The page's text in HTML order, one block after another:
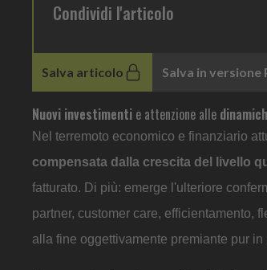
Condividi l'articolo
Salva articolo Salva in versione
Nuovi investimenti e attenzione alle
Nel terremoto economico e finanziario
compensata dalla crescita del livello
fatturato. Di più: emerge l'ulteriore
partner, customer care, efficientamento,
alla fine oggettivamente premiante pur